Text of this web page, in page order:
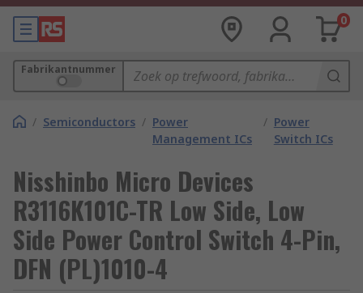
0
Fabrikantnummer
/ Semiconductors / Power
Management ICs
/ Power
Switch ICs
Nisshinbo Micro Devices
R3116K101C-TR Low Side, Low
Side Power Control Switch 4-Pin,
DFN (PL)1010-4